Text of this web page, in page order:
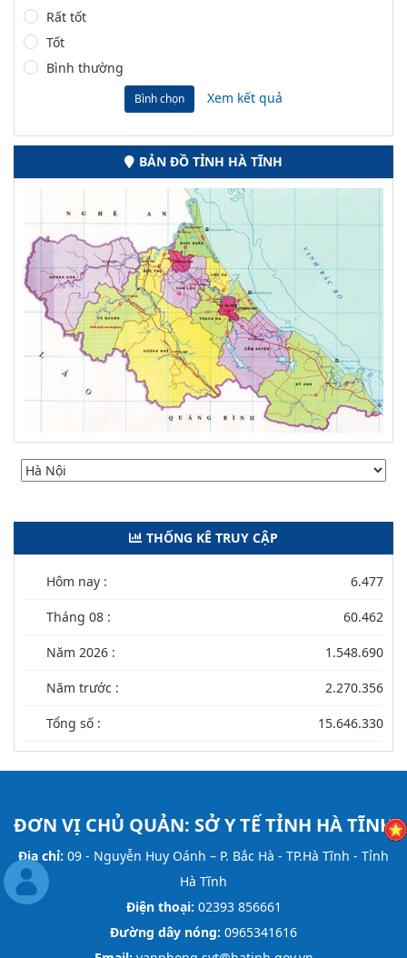
Rất tốt
Tốt
Bình thường
Bình chọn Xem kết quả
BẢN ĐỒ TỈNH HÀ TĨNH
THỐNG KÊ TRUY CẬP
Hôm nay : 6.477
Tháng 08 : 60.462
Năm 2026 : 1.548.690
Năm trước : 2.270.356
Tổng số : 15.646.330
ĐƠN VỊ CHỦ QUẢN: SỞ Y TẾ TỈNH HÀ TĨNH
Địa chỉ: 09 - Nguyễn Huy Oánh – P. Bắc Hà - TP.Hà Tĩnh - Tỉnh
Hà Tĩnh
Điện thoại: 02393 856661
Đường dây nóng: 0965341616